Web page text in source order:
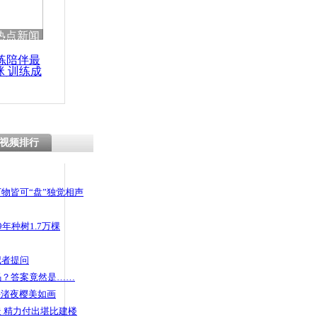
点新闻
陪伴最
训练成
频排行
皆可“盘”独觉相声
种树1.7万棵
提问
？答案竟然是……
夜樱美如画
精力付出堪比建楼